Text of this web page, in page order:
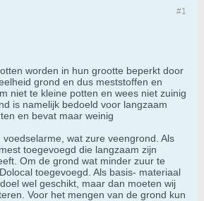
#1
worden in hun grootte beperkt door
grond en dus meststoffen en
niet te kleine potten en wees niet zuinig
is namelijk bedoeld voor langzaam
en bevat maar weinig
wat zure veengrond. Als
toegevoegd die langzaam zijn
Om de grond wat minder zuur te
toegevoegd. Als basis- materiaal
wel geschikt, maar dan moeten wij
Voor het mengen van de grond kun